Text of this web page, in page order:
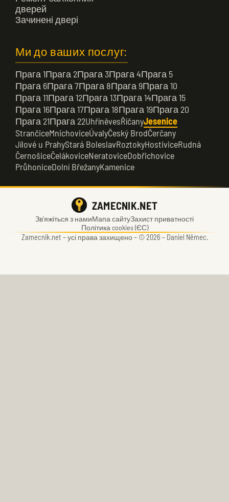
дверей
Зачинені двері
Ми до ваших послуг:
Прага 1Прага 2Прага 3Прага 4Прага 5
Прага 6Прага 7Прага 8Прага 9Прага 10
Прага 11Прага 12Прага 13Прага 14Прага 15
Прага 16Прага 17Прага 18Прага 19Прага 20
Прага 21Прага 22UhříněvesŘíčanyJesenice
StrančiceMnichoviceÚvalyČeský BrodČerčany
Jílové u PrahyStará BoleslavRoztokyHostiviceRudná
ČernošiceČelákoviceNeratoviceDobřichovice
PrůhoniceDolní BřežanyKamenice
Зв’яжіться з намиМапа сайтуЗахист приватності
Політика cookies (ЄС)
Zamecnik.net –усі права захищено – © 2026 – Daniel Němec.
ZAMECNIK.NET